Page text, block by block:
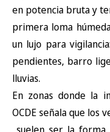
en potencia bruta y
primera loma
un lujo para
pendientes, barro
lluvias.
En zonas donde la
OCDE señalaque los
suelen ser la forma